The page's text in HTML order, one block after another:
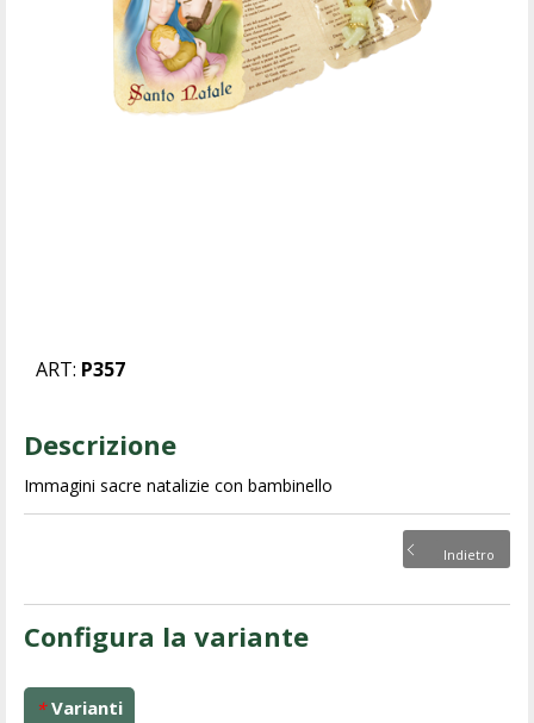
ART: P357
Descrizione
Immagini sacre natalizie con bambinello
Indietro
Configura la variante
* Varianti